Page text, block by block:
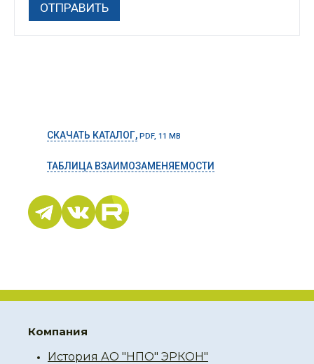
СКАЧАТЬ КАТАЛОГ, PDF, 11 MB
ТАБЛИЦА ВЗАИМОЗАМЕНЯЕМОСТИ
Компания
История АО "НПО" ЭРКОН"